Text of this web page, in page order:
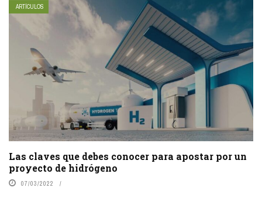
ARTÍCULOS
Las claves que debes conocer para apostar por un
proyecto de hidrógeno
07/03/2022